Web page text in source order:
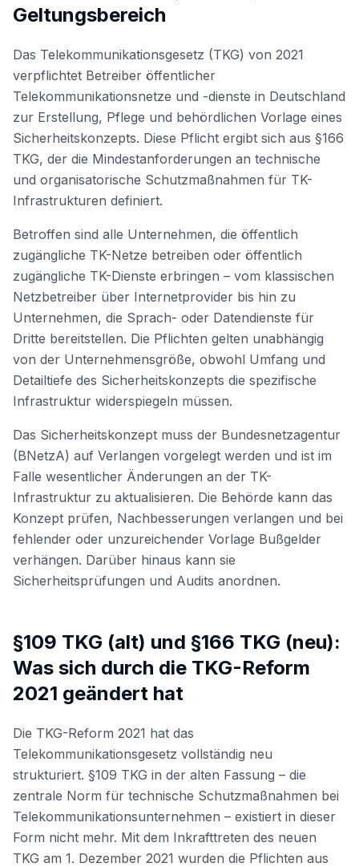
Geltungsbereich
Das Telekommunikationsgesetz (TKG) von 2021
verpflichtet Betreiber öffentlicher
Telekommunikationsnetze und -dienste in Deutschland
zur Erstellung, Pflege und behördlichen Vorlage eines
Sicherheitskonzepts. Diese Pflicht ergibt sich aus §166
TKG, der die Mindestanforderungen an technische
und organisatorische Schutzmaßnahmen für TK-
Infrastrukturen definiert.
Betroffen sind alle Unternehmen, die öffentlich
zugängliche TK-Netze betreiben oder öffentlich
zugängliche TK-Dienste erbringen – vom klassischen
Netzbetreiber über Internetprovider bis hin zu
Unternehmen, die Sprach- oder Datendienste für
Dritte bereitstellen. Die Pflichten gelten unabhängig
von der Unternehmensgröße, obwohl Umfang und
Detailtiefe des Sicherheitskonzepts die spezifische
Infrastruktur widerspiegeln müssen.
Das Sicherheitskonzept muss der Bundesnetzagentur
(BNetzA) auf Verlangen vorgelegt werden und ist im
Falle wesentlicher Änderungen an der TK-
Infrastruktur zu aktualisieren. Die Behörde kann das
Konzept prüfen, Nachbesserungen verlangen und bei
fehlender oder unzureichender Vorlage Bußgelder
verhängen. Darüber hinaus kann sie
Sicherheitsprüfungen und Audits anordnen.
§109 TKG (alt) und §166 TKG (neu):
Was sich durch die TKG-Reform
2021 geändert hat
Die TKG-Reform 2021 hat das
Telekommunikationsgesetz vollständig neu
strukturiert. §109 TKG in der alten Fassung – die
zentrale Norm für technische Schutzmaßnahmen bei
Telekommunikationsunternehmen – existiert in dieser
Form nicht mehr. Mit dem Inkrafttreten des neuen
TKG am 1. Dezember 2021 wurden die Pflichten aus